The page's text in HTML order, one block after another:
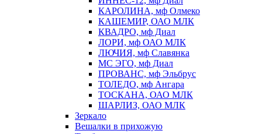
КАРОЛИНА, мф Олмеко
КАШЕМИР, ОАО МЛК
КВАДРО, мф Диал
ЛОРИ, мф ОАО МЛК
ЛЮЧИЯ, мф Славянка
МС ЭГО, мф Диал
ПРОВАНС, мф Эльбрус
ТОЛЕДО, мф Ангара
ТОСКАНА, ОАО МЛК
ШАРЛИЗ, ОАО МЛК
Зеркало
Вешалки в прихожую